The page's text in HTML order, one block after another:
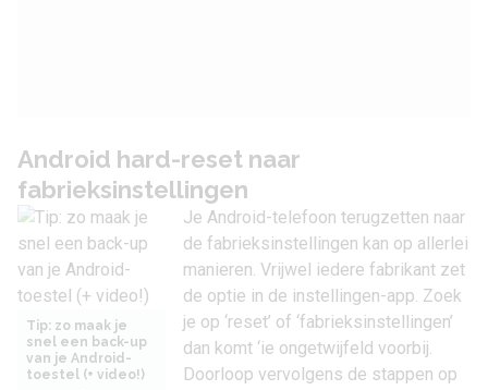
Android hard-reset naar
fabrieksinstellingen
Tip: zo maak je
snel een back-up
van je Android-
toestel (+ video!)
Je Android-telefoon terugzetten naar
de fabrieksinstellingen kan op allerlei
manieren. Vrijwel iedere fabrikant zet
de optie in de instellingen-app. Zoek
je op ‘reset’ of ‘fabrieksinstellingen’
dan komt ‘ie ongetwijfeld voorbij.
Doorloop vervolgens de stappen op